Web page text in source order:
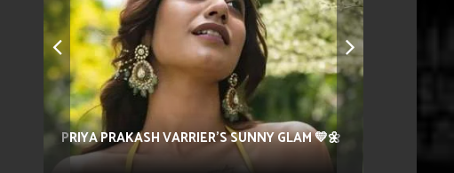
PRIYA PRAKASH VARRIER'S SUNNY GLAM 💛🌼